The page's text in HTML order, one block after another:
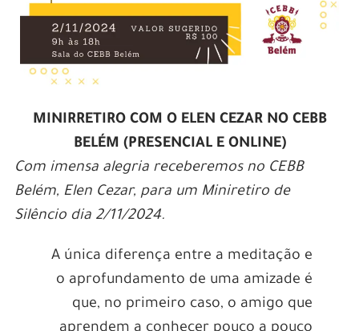
MINIRRETIRO COM O ELEN CEZAR NO CEBB
BELÉM (PRESENCIAL E ONLINE)
Com imensa alegria receberemos no CEBB
Belém, Elen Cezar, para um Miniretiro de
Silêncio dia 2/11/2024.
A única diferença entre a meditação e
o aprofundamento de uma amizade é
que, no primeiro caso, o amigo que